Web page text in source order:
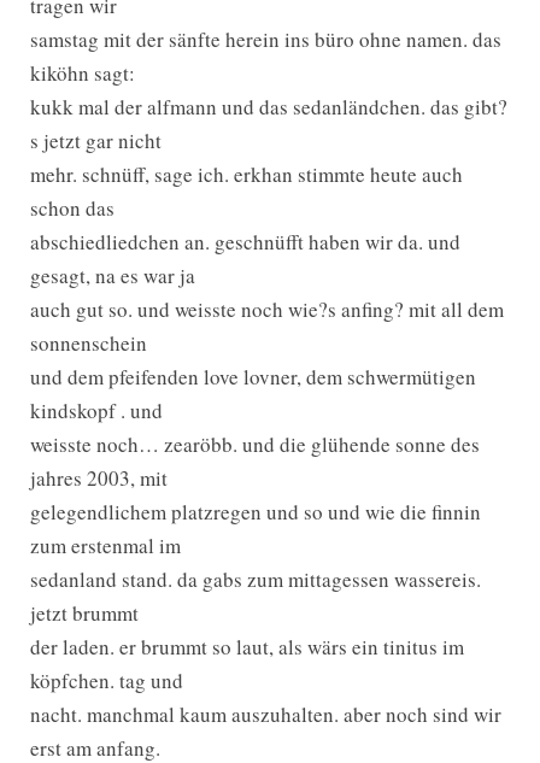
samstag mit der sänfte herein ins büro ohne namen. das
kiköhn sagt:
kukk mal der alfmann und das sedanländchen. das gibt?
s jetzt gar nicht
mehr. schnüff, sage ich. erkhan stimmte heute auch
schon das
abschiedliedchen an. geschnüfft haben wir da. und
gesagt, na es war ja
auch gut so. und weisste noch wie?s anfing? mit all dem
sonnenschein
und dem pfeifenden love lovner, dem schwermütigen
kindskopf . und
weisste noch… zearöbb. und die glühende sonne des
jahres 2003, mit
gelegendlichem platzregen und so und wie die finnin
zum erstenmal im
sedanland stand. da gabs zum mittagessen wassereis.
jetzt brummt
der laden. er brummt so laut, als wärs ein tinitus im
köpfchen. tag und
nacht. manchmal kaum auszuhalten. aber noch sind wir
erst am anfang.